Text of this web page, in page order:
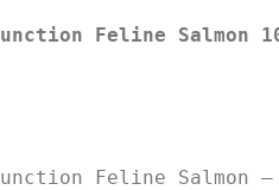
Feline Salmon
Feline Salmon —